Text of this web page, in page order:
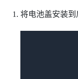
将电池盖安装到